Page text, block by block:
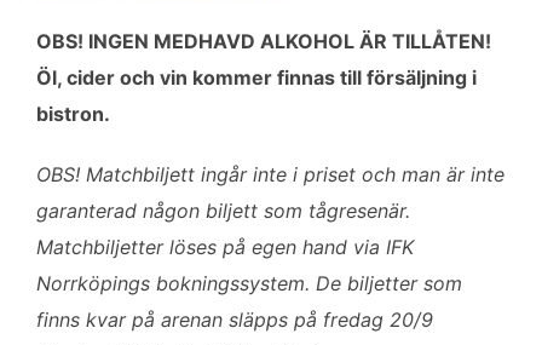
OBS! INGEN MEDHAVD ALKOHOL ÄR TILLÅTEN!
Öl, cider och vin kommer finnas till försäljning i
bistron.
OBS! Matchbiljett ingår inte i priset och man är inte
garanterad någon biljett som tågresenär.
Matchbiljetter löses på egen hand via IFK
Norrköpings bokningssystem. De biljetter som
finns kvar på arenan släpps på fredag 20/9